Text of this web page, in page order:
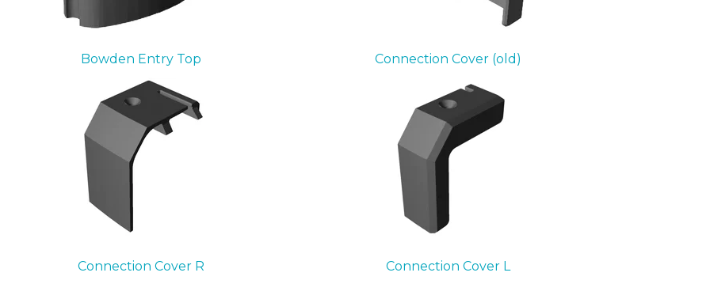
Bowden Entry Top Connection Cover (old)
Connection Cover R Connection Cover L